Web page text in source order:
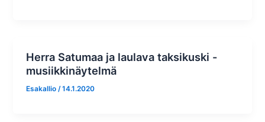
Herra Satumaa ja laulava taksikuski -
musiikkinäytelmä
Esakallio /14.1.2020